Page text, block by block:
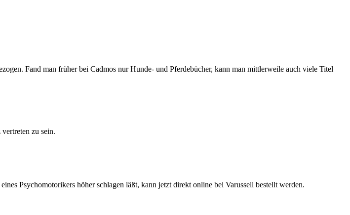
Fand man früher bei Cadmos nur Hunde- und Pferdebücher, kann man mittlerweile auch viele Titel
zu sein.
Psychomotorikers höher schlagen läßt, kann jetzt direkt online bei Varussell bestellt werden.